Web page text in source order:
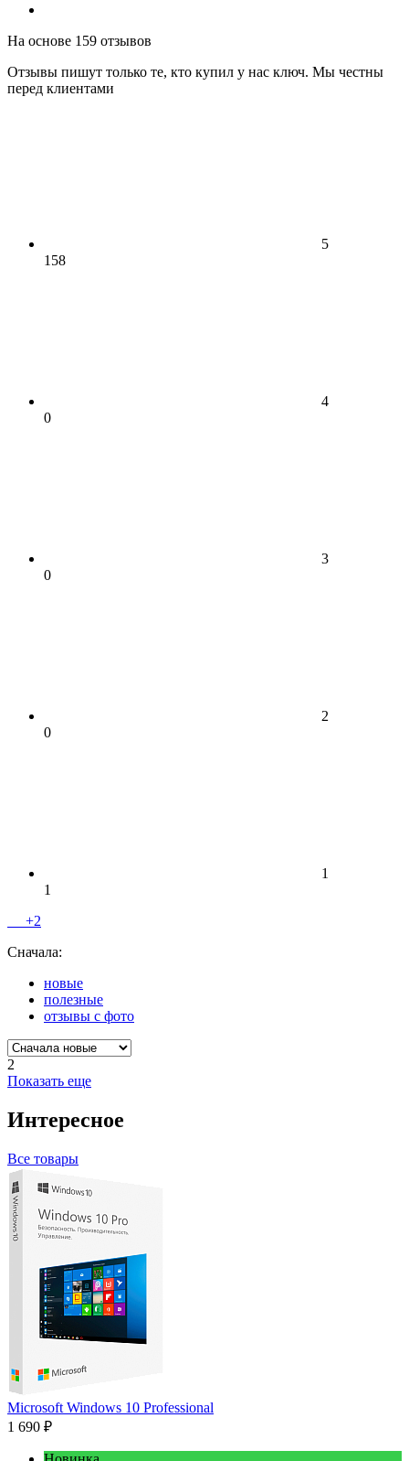
На основе 159 отзывов
Отзывы пишут только те, кто купил у нас ключ. Мы честны
перед клиентами
5
158
4
0
3
0
2
0
1
1
+2
Сначала:
новые
полезные
отзывы с фото
2
Показать еще
Интересное
Все товары
Microsoft Windows 10 Professional
1 690 ₽